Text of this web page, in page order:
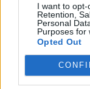
I want to opt-
Retention,
Personal
Purposes for
Opted Out
NAUJI